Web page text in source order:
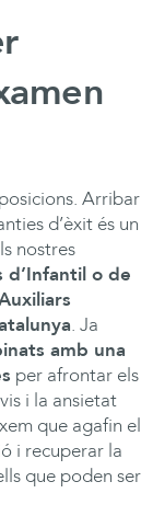
Arribar
d’èxit és un
nostres
d’Infantil o de
. Ja
amb una
per afrontar els
i la ansietat
que agafin el
i recuperar la
que poden ser